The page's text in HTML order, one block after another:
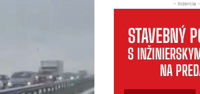
- Inzercia -